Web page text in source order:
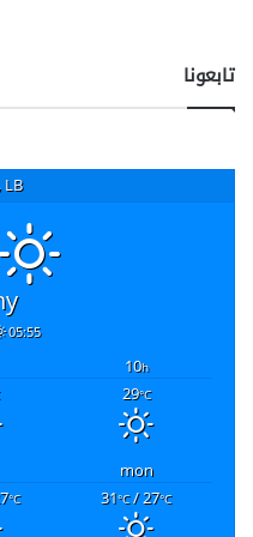
تابعونا
LB
05:55
10h
29°C
mon
31°C/ 27°C
°C